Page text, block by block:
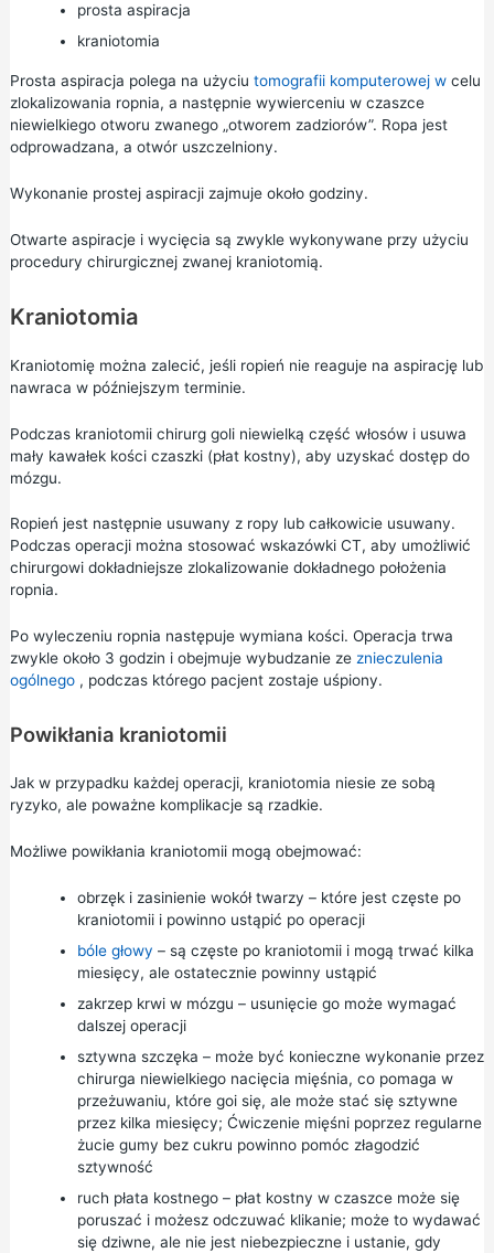
prosta aspiracja
kraniotomia
Prosta aspiracja polega na użyciu tomografii komputerowej wcelu
zlokalizowania ropnia, a następnie wywierceniu w czaszce
niewielkiego otworu zwanego „otworem zadziorów”. Ropa jest
odprowadzana, a otwór uszczelniony.
Wykonanie prostej aspiracji zajmuje około godziny.
Otwarte aspiracje i wycięcia są zwykle wykonywane przy użyciu
procedury chirurgicznej zwanej kraniotomią.
Kraniotomia
Kraniotomię można zalecić, jeśli ropień nie reaguje na aspirację lub
nawraca w późniejszym terminie.
Podczas kraniotomii chirurg goli niewielką część włosów i usuwa
mały kawałek kości czaszki (płat kostny), aby uzyskać dostęp do
mózgu.
Ropień jest następnie usuwany z ropy lub całkowicie usuwany.
Podczas operacji można stosować wskazówki CT, aby umożliwić
chirurgowi dokładniejsze zlokalizowanie dokładnego położenia
ropnia.
Po wyleczeniu ropnia następuje wymiana kości. Operacja trwa
zwykle około 3 godzin i obejmuje wybudzanie ze znieczulenia
ogólnego, podczas którego pacjent zostaje uśpiony.
Powikłania kraniotomii
Jak w przypadku każdej operacji, kraniotomia niesie ze sobą
ryzyko, ale poważne komplikacje są rzadkie.
Możliwe powikłania kraniotomii mogą obejmować:
obrzęk i zasinienie wokół twarzy – które jest częste po
kraniotomii i powinno ustąpić po operacji
bóle głowy – są częste po kraniotomii i mogą trwać kilka
miesięcy, ale ostatecznie powinny ustąpić
zakrzep krwi w mózgu – usunięcie go może wymagać
dalszej operacji
sztywna szczęka – może być konieczne wykonanie przez
chirurga niewielkiego nacięcia mięśnia, co pomaga w
przeżuwaniu, które goi się, ale może stać się sztywne
przez kilka miesięcy; Ćwiczenie mięśni poprzez regularne
żucie gumy bez cukru powinno pomóc złagodzić
sztywność
ruch płata kostnego – płat kostny w czaszce może się
poruszać i możesz odczuwać klikanie; może to wydawać
się dziwne, ale nie jest niebezpieczne i ustanie, gdy